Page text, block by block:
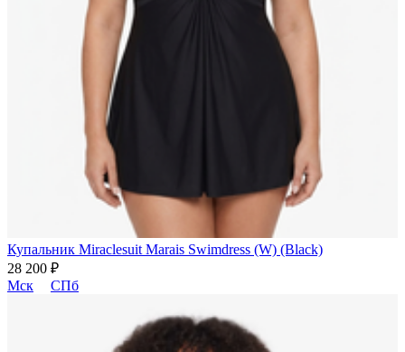
Купальник Miraclesuit Marais Swimdress (W) (Black)
28 200 ₽
Мск
СПб